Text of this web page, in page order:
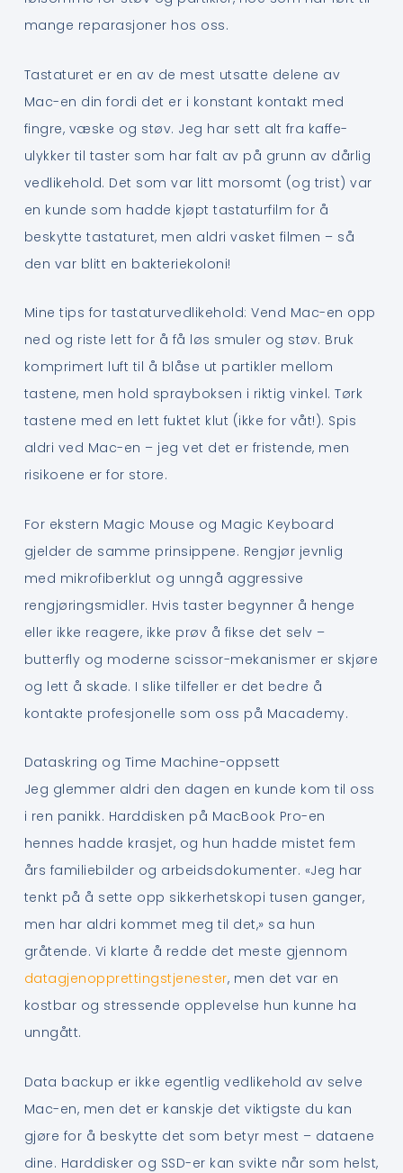
mange reparasjoner hos oss.
Tastaturet er en av de mest utsatte delene av
Mac-en din fordi det er i konstant kontakt med
fingre, væske og støv. Jeg har sett alt fra kaffe-
ulykker til taster som har falt av på grunn av dårlig
vedlikehold. Det som var litt morsomt (og trist) var
en kunde som hadde kjøpt tastaturfilm for å
beskytte tastaturet, men aldri vasket filmen – så
den var blitt en bakteriekoloni!
Mine tips for tastaturvedlikehold: Vend Mac-en opp
ned og riste lett for å få løs smuler og støv. Bruk
komprimert luft til å blåse ut partikler mellom
tastene, men hold sprayboksen i riktig vinkel. Tørk
tastene med en lett fuktet klut (ikke for våt!). Spis
aldri ved Mac-en – jeg vet det er fristende, men
risikoene er for store.
For ekstern Magic Mouse og Magic Keyboard
gjelder de samme prinsippene. Rengjør jevnlig
med mikrofiberklut og unngå aggressive
rengjøringsmidler. Hvis taster begynner å henge
eller ikke reagere, ikke prøv å fikse det selv –
butterfly og moderne scissor-mekanismer er skjøre
og lett å skade. I slike tilfeller er det bedre å
kontakte profesjonelle som oss på Macademy.
Dataskring og Time Machine-oppsett
Jeg glemmer aldri den dagen en kunde kom til oss
i ren panikk. Harddisken på MacBook Pro-en
hennes hadde krasjet, og hun hadde mistet fem
års familiebilder og arbeidsdokumenter. «Jeg har
tenkt på å sette opp sikkerhetskopi tusen ganger,
men har aldri kommet meg til det,» sa hun
gråtende. Vi klarte å redde det meste gjennom
datagjenopprettingstjenester, men det var en
kostbar og stressende opplevelse hun kunne ha
unngått.
Data backup er ikke egentlig vedlikehold av selve
Mac-en, men det er kanskje det viktigste du kan
gjøre for å beskytte det som betyr mest – dataene
dine. Harddisker og SSD-er kan svikte når som helst,